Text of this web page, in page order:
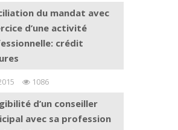
du mandat avec
d’une activité
crédit
1086
d’un conseiller
avec sa profession